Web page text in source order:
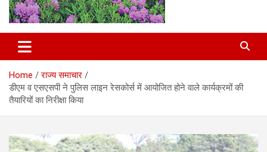
Pahadvasi
Home
राज्य समाचार
डीएम व एसएसपी ने पुलिस लाइन रेसकोर्स में आयोजित होने वाले कार्यक्रमों की
तैयारियों का निरीक्षा किया